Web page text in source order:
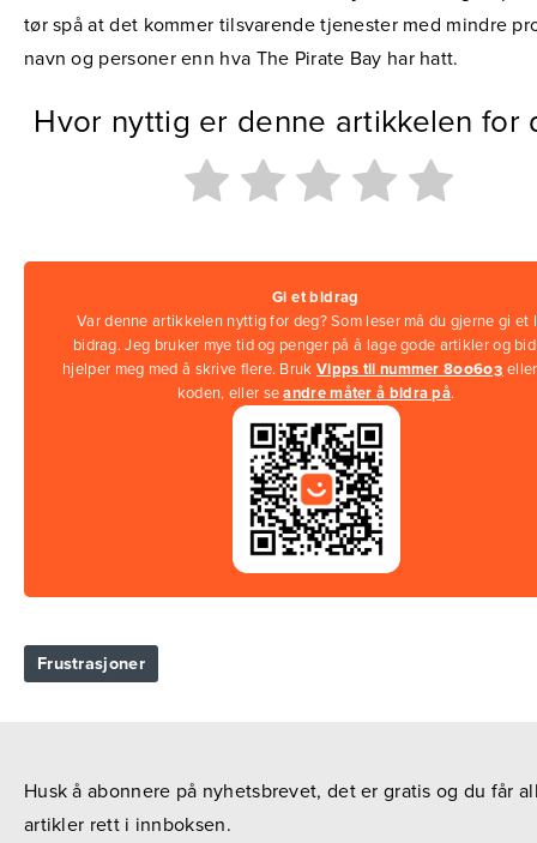
tør spå at det kommer tilsvarende tjenester med mindre
navn og personer enn hva The Pirate Bay har hatt.
Hvor nyttig er denne artikkelen for
Gi et bidrag
Var denne artikkelen nyttig for deg? Som leser må du gjerne gi et
bidrag. Jeg bruker mye tid og penger på å lage gode artikler og
hjelper meg med å skrive flere. Bruk Vipps til nummer 800603
koden, eller seandre måter å bidra på.
Frustrasjoner
Husk å abonnere på nyhetsbrevet, det er gratis og du får
artikler rett i innboksen.